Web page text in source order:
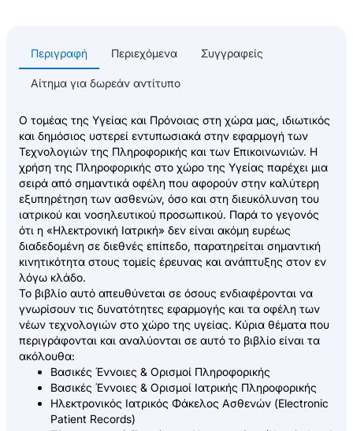
Περιγραφή Περιεχόμενα Συγγραφείς
Αίτημα για δωρεάν αντίτυπο
Ο τομέας της Υγείας και Πρόνοιας στη χώρα μας, ιδιωτικός
και δημόσιος υστερεί εντυπωσιακά στην εφαρμογή των
Τεχνολογιών της Πληροφορικής και των Επικοινωνιών. Η
χρήση της Πληροφορικής στο χώρο της Yγείας παρέχει μια
σειρά από σημαντικά οφέλη που αφορούν στην καλύτερη
εξυπηρέτηση των ασθενών, όσο και στη διευκόλυνση του
ιατρικού και νοσηλευτικού προσωπικού. Παρά το γεγονός
ότι η «Hλεκτρονική Iατρική» δεν είναι ακόμη ευρέως
διαδεδομένη σε διεθνές επίπεδο, παρατηρείται σημαντική
κινητικότητα στους τομείς έρευνας και ανάπτυξης στον εν
λόγω κλάδο.
Το βιβλίο αυτό απευθύνεται σε όσους ενδιαφέρονται να
γνωρίσουν τις δυνατότητες εφαρμογής και τα οφέλη των
νέων τεχνολογιών στο χώρο της υγείας. Κύρια θέματα που
περιγράφονται και αναλύονται σε αυτό το βιβλίο είναι τα
ακόλουθα:
Βασικές Έννοιες & Ορισμοί Πληροφορικής
Βασικές Έννοιες & Ορισμοί Ιατρικής Πληροφορικής
Ηλεκτρονικός Ιατρικός Φάκελος Ασθενών (Electronic
Patient Records)